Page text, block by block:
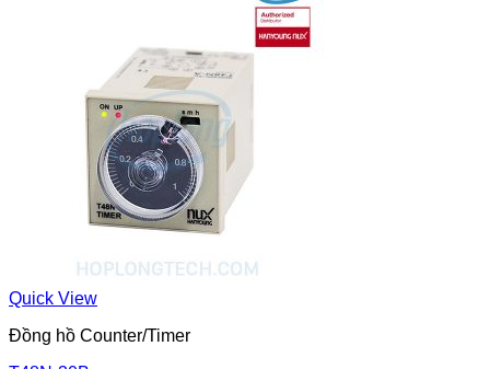
Quick View
Đồng hồ Counter/Timer